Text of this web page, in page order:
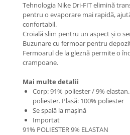
Tehnologia Nike Dri-FIT elimină
pentru o evaporare mai rapidă,
confortabil.
Croială slim pentru un aspect și o
Buzunare cu fermoar pentru
Fermoarul de la gleznă permite o
crampoane.
Mai multe detalii
Corp: 91% poliester / 9%
poliester. Plasă: 100% poliester
Se spală la mașină
Importat
91% POLIESTER 9% ELASTAN